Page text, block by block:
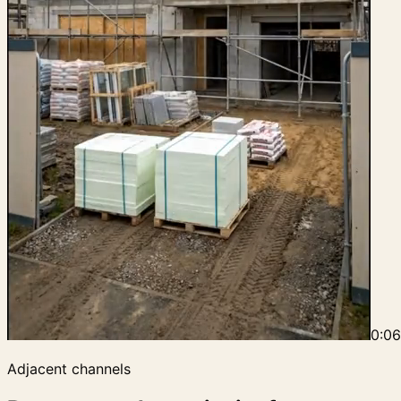
Adjacent channels